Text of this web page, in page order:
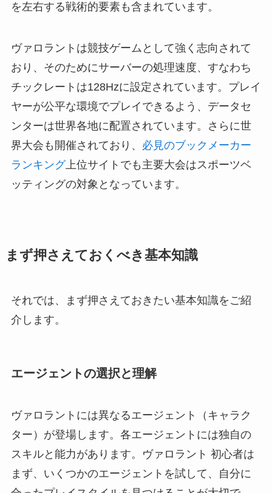
を左右する戦術的要素も含まれています。
ヴァロラントは競技ゲームとして強く志向されて
おり、そのためにサーバーの処理速度、すなわち
チックレートは128Hzに設定されています。プレイ
ヤーが公平な環境でプレイできるよう、データセ
ンターは世界各地に配置されています。さらに世
界大会も開催されており、 必見のブックメーカー
ランキング上位サイトでも主要大会はスポーツベ
ッティングの対象となっています。
まず押さえておくべき基本知識
それでは、まず押さえておきたい基本知識をご紹
介します。
エージェントの選択と理解
ヴァロラントには異なるエージェント（キャラク
ター）が登場します。各エージェントには独自の
スキルと能力があります。ヴァロラント 初心者は
まず、いくつかのエージェントを試して、自分に